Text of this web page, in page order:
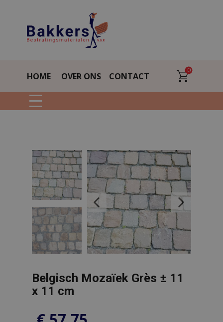
HOME CONTACT
OVER ONS
0
Belgisch Mozaïek Grès ± 11
x 11 cm